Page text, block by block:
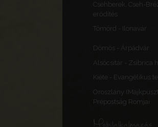
Csehberek, Cseh-
erődítés
Tömörd - Ilonavár
Dömös - Árpádvár
Alsócsitár - Zsibrica
Kiéte - Evangélikus
Oroszlány
Prépostság Romjai
Mobilalkalmazás